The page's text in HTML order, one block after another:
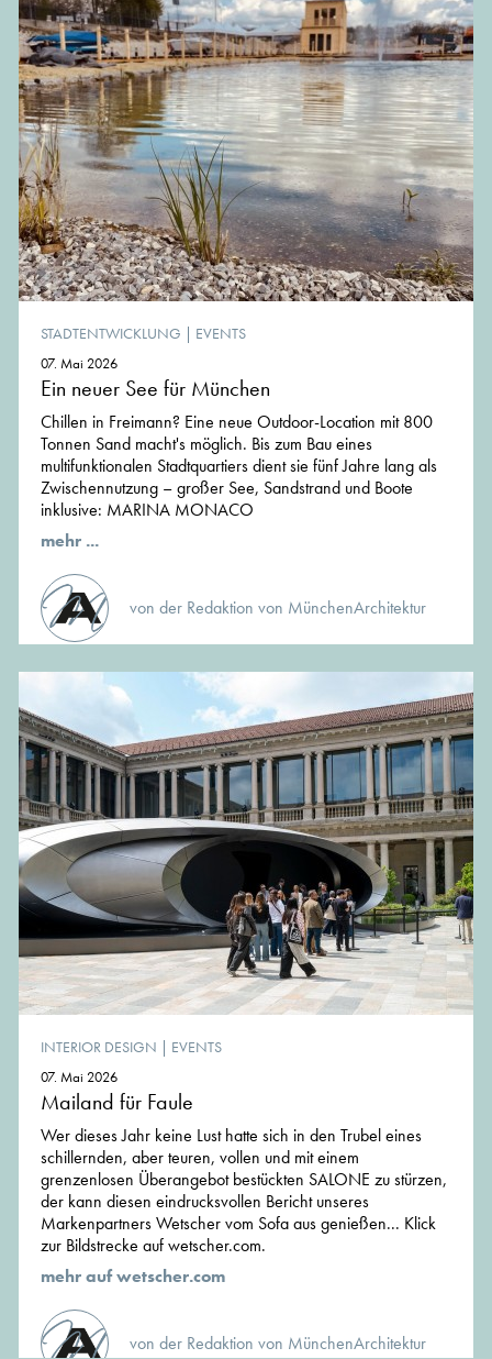
STADTENTWICKLUNG | EVENTS
07. Mai 2026
Ein neuer See für München
Chillen in Freimann? Eine neue Outdoor-Location mit 800
Tonnen Sand macht's möglich. Bis zum Bau eines
multifunktionalen Stadtquartiers dient sie fünf Jahre lang als
Zwischennutzung – großer See, Sandstrand und Boote
inklusive: MARINA MONACO
mehr ...
von der Redaktion von MünchenArchitektur
INTERIOR DESIGN | EVENTS
07. Mai 2026
Mailand für Faule
Wer dieses Jahr keine Lust hatte sich in den Trubel eines
schillernden, aber teuren, vollen und mit einem
grenzenlosen Überangebot bestückten SALONE zu stürzen,
der kann diesen eindrucksvollen Bericht unseres
Markenpartners Wetscher vom Sofa aus genießen... Klick
zur Bildstrecke auf wetscher.com.
mehr auf wetscher.com
von der Redaktion von MünchenArchitektur